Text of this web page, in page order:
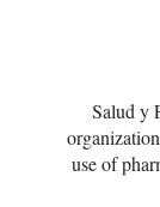
Salud y
use of